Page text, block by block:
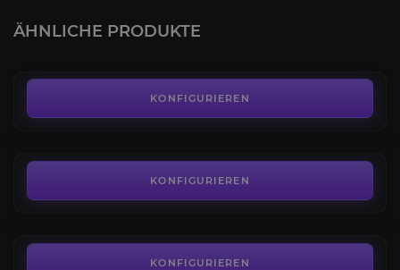
ÄHNLICHE PRODUKTE
KONFIGURIEREN
Die Aldor
KONFIGURIEREN
KONFIGURIEREN